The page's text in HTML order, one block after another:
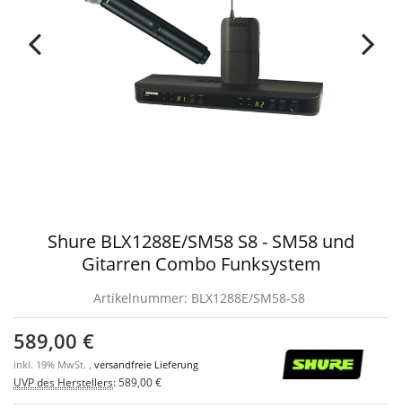
Shure BLX1288E/SM58 S8 - SM58 und
Gitarren Combo Funksystem
Artikelnummer: BLX1288E/SM58-S8
589,00 €
inkl. 19% MwSt. , versandfreie Lieferung
UVP des Herstellers: 589,00 €